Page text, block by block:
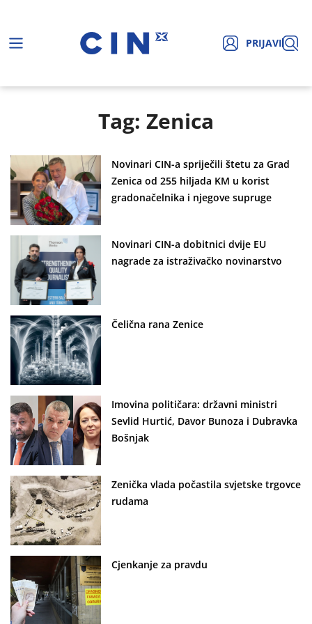
PRIJAVI
Tag: Zenica
Novinari CIN-a spriječili štetu za Grad
Zenica od 255 hiljada KM u korist
gradonačelnika i njegove supruge
Novinari CIN-a dobitnici dvije EU
nagrade za istraživačko novinarstvo
Čelična rana Zenice
Imovina političara: državni ministri
Sevlid Hurtić, Davor Bunoza i Dubravka
Bošnjak
Zenička vlada počastila svjetske trgovce
rudama
Cjenkanje za pravdu